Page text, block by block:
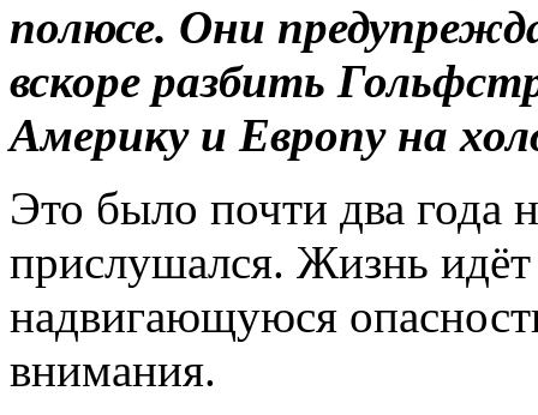
полюсе. Они
вскоре разбить
Америку и Европу на
Это было почти два года
прислушался. Жизнь
надвигающуюся
внимания.